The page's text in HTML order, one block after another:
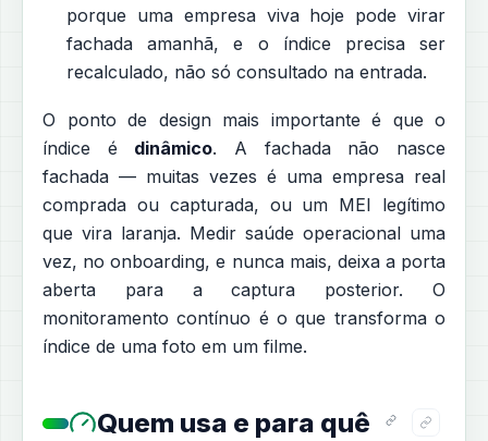
porque uma empresa viva hoje pode virar
fachada amanhã, e o índice precisa ser
recalculado, não só consultado na entrada.
O ponto de design mais importante é que o
índice é dinâmico. A fachada não nasce
fachada — muitas vezes é uma empresa real
comprada ou capturada, ou um MEI legítimo
que vira laranja. Medir saúde operacional uma
vez, no onboarding, e nunca mais, deixa a porta
aberta para a captura posterior. O
monitoramento contínuo é o que transforma o
índice de uma foto em um filme.
Quem usa e para quê